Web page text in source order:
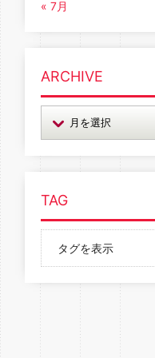
« 7月
ARCHIVE
TAG
タグを表示